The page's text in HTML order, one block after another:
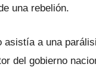
una rebelión.
asistía a una
del gobierno